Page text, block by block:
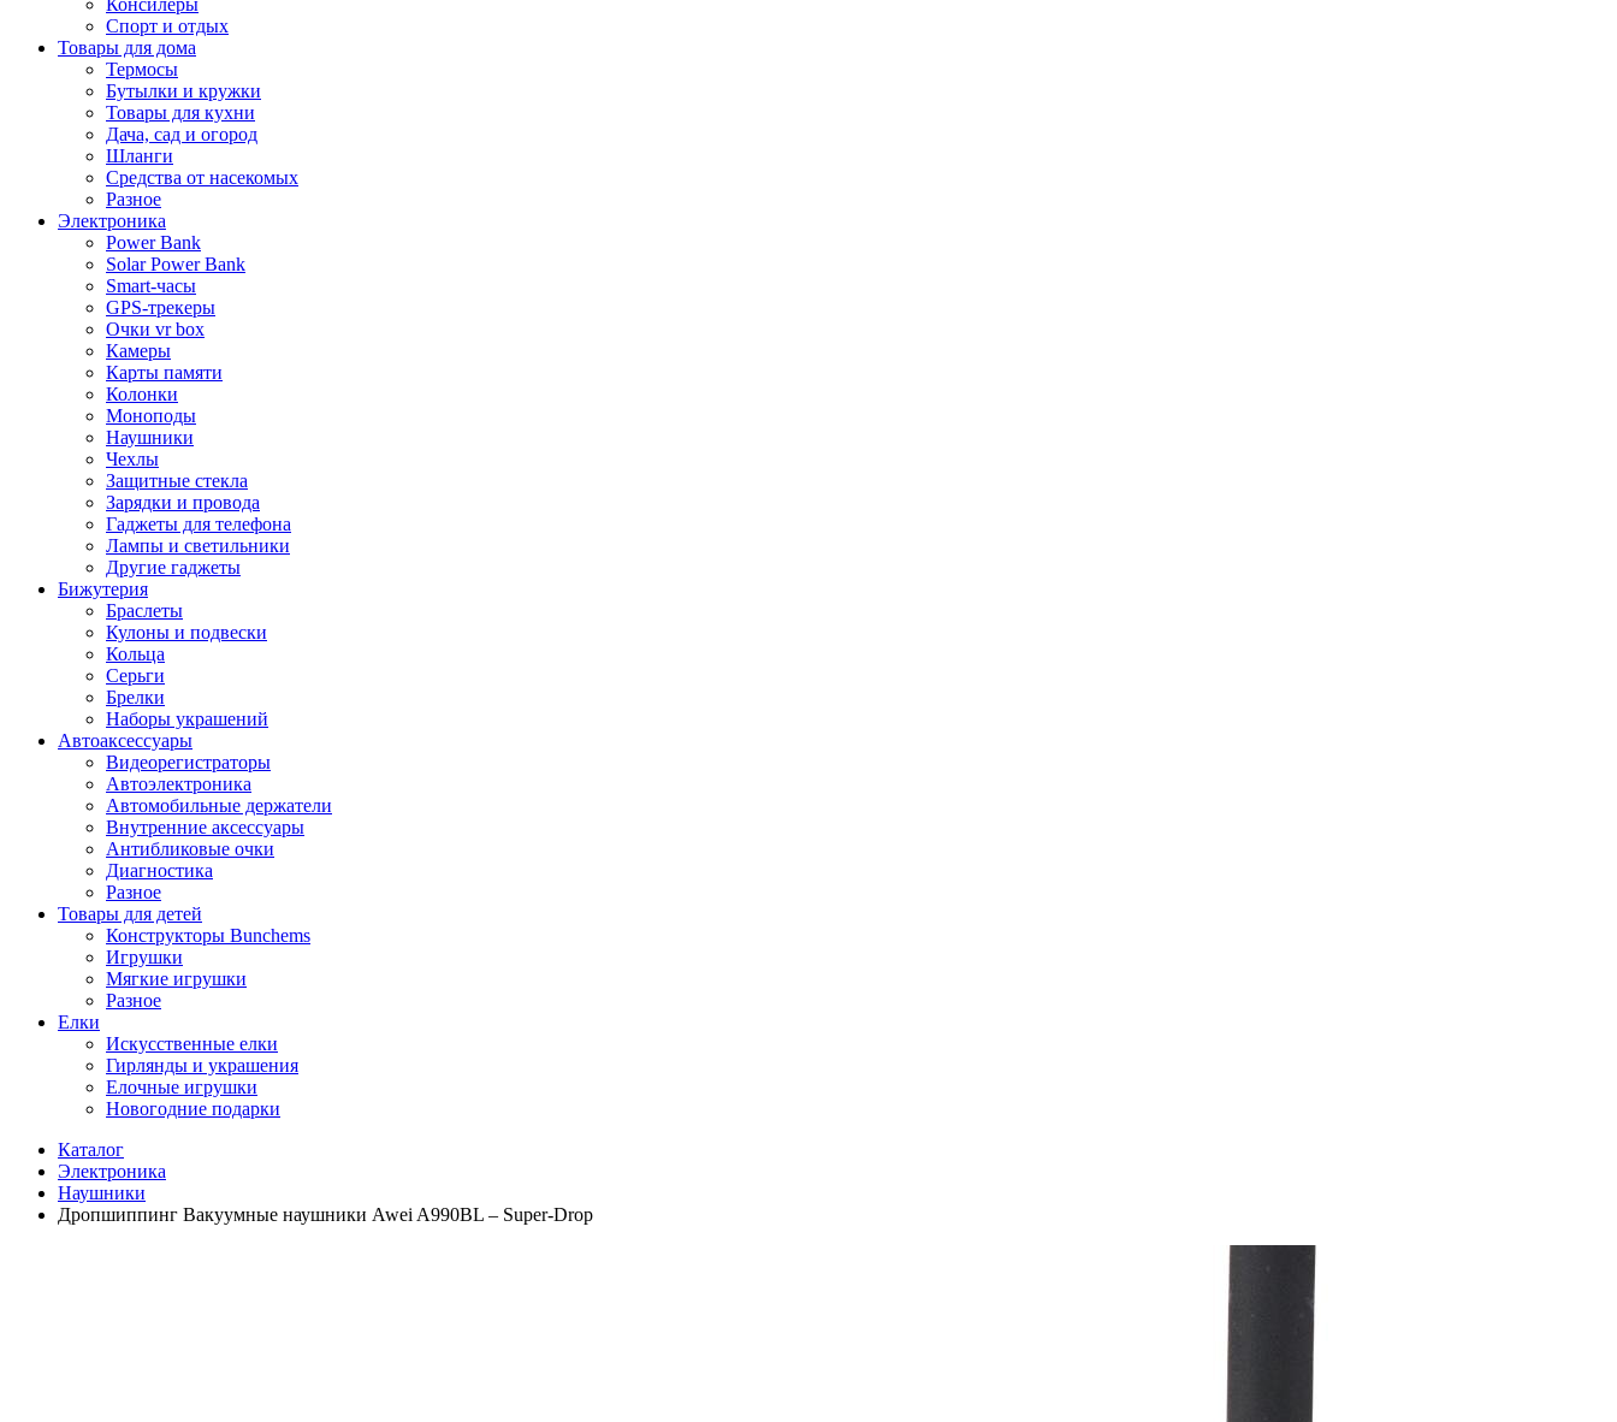
Спорт и отдых
Товары для дома
Термосы
Бутылки и кружки
Товары для кухни
Дача, сад и огород
Шланги
Средства от насекомых
Разное
Электроника
Power Bank
Solar Power Bank
Smart-часы
GPS-трекеры
Очки vr box
Камеры
Карты памяти
Колонки
Моноподы
Наушники
Чехлы
Защитные стекла
Зарядки и провода
Гаджеты для телефона
Лампы и светильники
Другие гаджеты
Бижутерия
Браслеты
Кулоны и подвески
Кольца
Серьги
Брелки
Наборы украшений
Автоаксессуары
Видеорегистраторы
Автоэлектроника
Автомобильные держатели
Внутренние аксессуары
Антибликовые очки
Диагностика
Разное
Товары для детей
Конструкторы Bunchems
Игрушки
Мягкие игрушки
Разное
Елки
Искусственные елки
Гирлянды и украшения
Елочные игрушки
Новогодние подарки
Каталог
Электроника
Наушники
Дропшиппинг Вакуумные наушники Awei A990BL – Super-Drop